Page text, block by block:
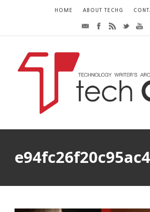
HOME ABOUT TECHG